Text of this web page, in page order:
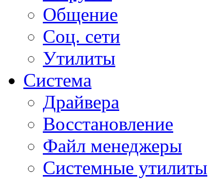
Общение
Соц. сети
Утилиты
Система
Драйвера
Восстановление
Файл менеджеры
Системные утилиты